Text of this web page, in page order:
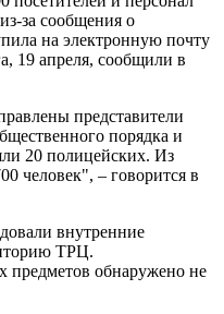
за сообщения о
на электронную почту
19 апреля, сообщили в
представители
порядка и
20 полицейских. Из
человек", – говорится в
внутренние
ТРЦ.
предметов обнаружено не